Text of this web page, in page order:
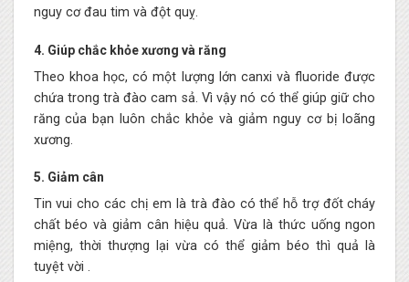
nguy cơ đau tim và đột quỵ.
4. Giúp chắc khỏe xương và răng
Theo khoa học, có một lượng lớn canxi và fluoride được
chứa trong trà đào cam sả. Vì vậy nó có thể giúp giữ cho
răng của bạn luôn chắc khỏe và giảm nguy cơ bị loãng
xương.
5. Giảm cân
Tin vui cho các chị em là trà đào có thể hỗ trợ đốt cháy
chất béo và giảm cân hiệu quả. Vừa là thức uống ngon
miệng, thời thượng lại vừa có thể giảm béo thì quả là
tuyệt vời .